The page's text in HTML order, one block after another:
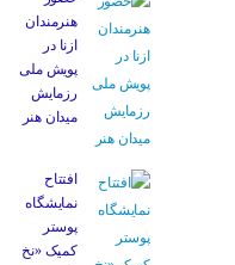
هنرمندان
ازنا در
پویش ملی
رزمایش
میدان هنر
افتتاح
نمایشگاه
پوستر
کمیک «نخ